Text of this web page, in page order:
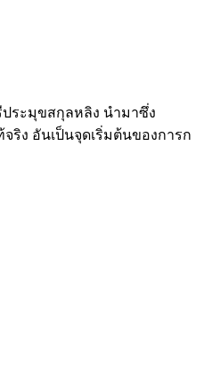
ประมุขสกุลหลิง นำมาซึ่ง
ริง อันเป็นจุดเริ่มต้นของการก